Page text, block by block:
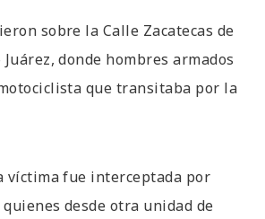
sobre la Calle Zacatecas de
donde hombres armados
que transitaba por la
víctima fue interceptada por
desde otra unidad de